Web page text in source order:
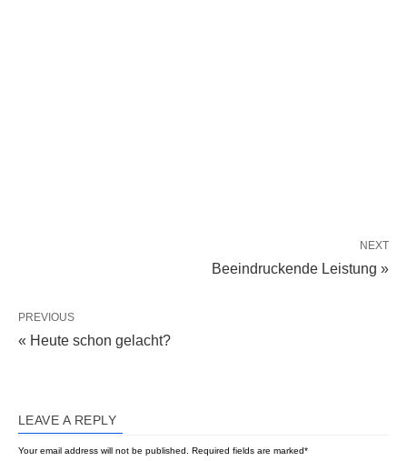
NEXT
Beeindruckende Leistung »
PREVIOUS
« Heute schon gelacht?
LEAVE A REPLY
Your email address will not be published. Required fields are marked*